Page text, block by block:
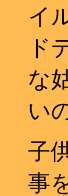
イ
ド
な
い
子
事